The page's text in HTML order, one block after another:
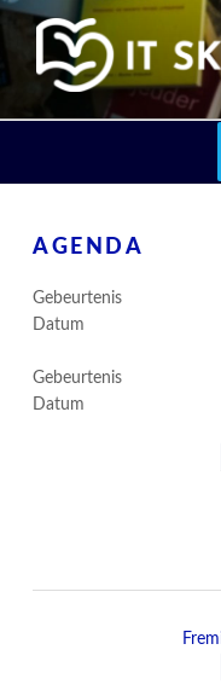
Skip
content
IT
AGENDA
Gebeurtenis
Datum
Gebeurtenis
Datum